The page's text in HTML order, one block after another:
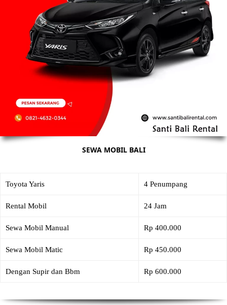
SEWA MOBIL BALI
Toyota Yaris 4 Penumpang
Rental Mobil 24 Jam
Sewa Mobil Manual Rp 400.000
Sewa Mobil Matic Rp 450.000
Dengan Supir dan Bbm Rp 600.000